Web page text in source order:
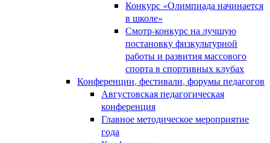
Конкурс «Олимпиада начинается
в школе»
Смотр-конкурс на лучшую
постановку физкультурной
работы и развития массового
спорта в спортивных клубах
Конференции, фестивали, форумы педагогов
Августовская педагогическая
конференция
Главное методическое мероприятие
года